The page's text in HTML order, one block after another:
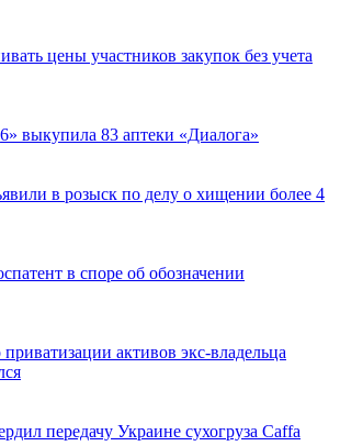
цены участников закупок без учета
выкупила 83 аптеки «Диалога»
в розыск по делу о хищении более 4
в споре об обозначении
активов экс-владельца
передачу Украине сухогруза Caffa